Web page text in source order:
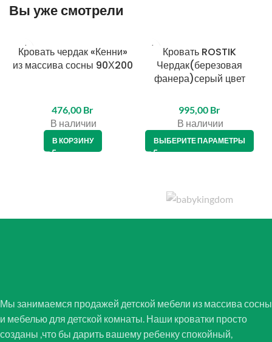
Вы уже смотрели
Кровать чердак «Кенни»
из массива сосны 90Х200
476,00 Br
В наличии
В КОРЗИНУ
Кровать ROSTIK
Чердак(березовая
фанера)серый цвет
995,00 Br
В наличии
ВЫБЕРИТЕ ПАРАМЕТРЫ
Мы занимаемся продажей детской мебели из массива сосны
и мебелью для детской комнаты. Наши кроватки просто
созданы ,что бы дарить вашему ребенку спокойный,